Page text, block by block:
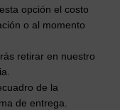
opción el costo
o al momento
retirar en nuestro
de la
de entrega.